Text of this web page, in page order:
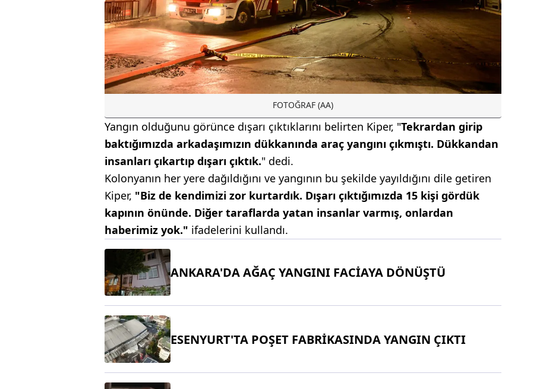
FOTOĞRAF (AA)
Yangın olduğunu görünce dışarı çıktıklarını belirten Kiper, "Tekrardan girip
baktığımızda arkadaşımızın dükkanında araç yangını çıkmıştı. Dükkandan
insanları çıkartıp dışarı çıktık." dedi.
Kolonyanın her yere dağıldığını ve yangının bu şekilde yayıldığını dile getiren
Kiper, "Biz de kendimizi zor kurtardık. Dışarı çıktığımızda 15 kişi gördük
kapının önünde. Diğer taraflarda yatan insanlar varmış, onlardan
haberimiz yok." ifadelerini kullandı.
ANKARA'DA AĞAÇ YANGINI FACİAYA DÖNÜŞTÜ
ESENYURT'TA POŞET FABRİKASINDA YANGIN ÇIKTI